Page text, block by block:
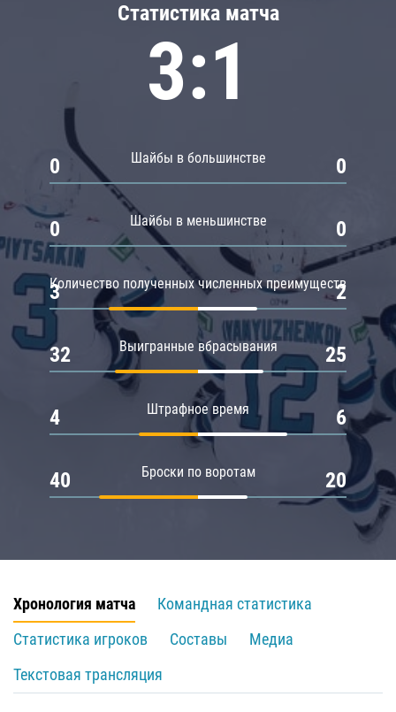
Статистика матча
3:1
Шайбы в большинстве
0 0
Шайбы в меньшинстве
0 0
Количество полученных численных преимуществ
3 2
Выигранные вбрасывания
32 25
Штрафное время
4 6
Броски по воротам
40 20
Хронология матча
Командная статистика
Статистика игроков
Составы
Медиа
Текстовая трансляция